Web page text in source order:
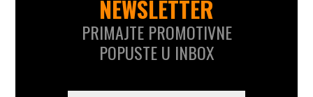
NEWSLETTER
PRIMAJTE PROMOTIVNE
POPUSTE U INBOX